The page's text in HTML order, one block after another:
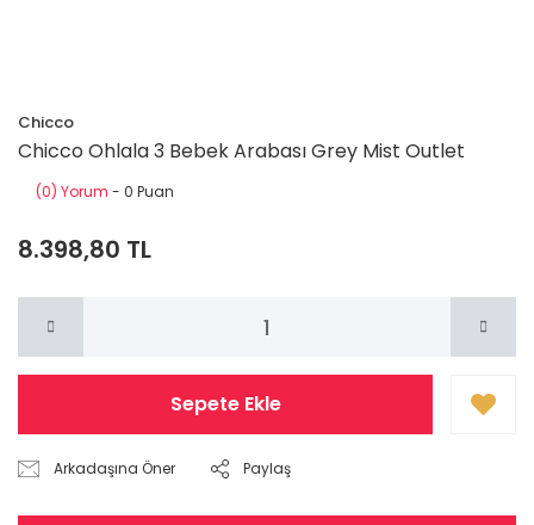
Chicco
Chicco Ohlala 3 Bebek Arabası Grey Mist Outlet
(0) Yorum - 0 Puan
8.398,80 TL
Sepete Ekle
Arkadaşına Öner Paylaş